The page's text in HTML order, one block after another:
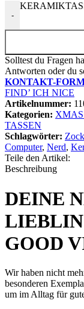
-
Solltest du Fragen
Antworten oder du
KONTAKT-
FIND’ ICH NICE
Artikelnummer:
Kategorien:
TASSEN
Schlagwörter:
Computer, Nerd,
Teile den Artikel:
Beschreibung
DEINE
GOOD
Wir haben nicht
besonderen
um im Alltag für